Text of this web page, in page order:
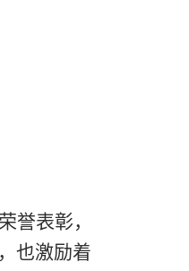
誉表彰，
也激励着